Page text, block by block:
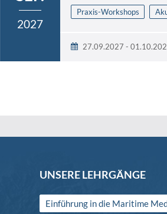
2027
Praxis-Workshops
27.09.2027 -
UNSERE LEHRGÄNGE
Einführung in die Maritime